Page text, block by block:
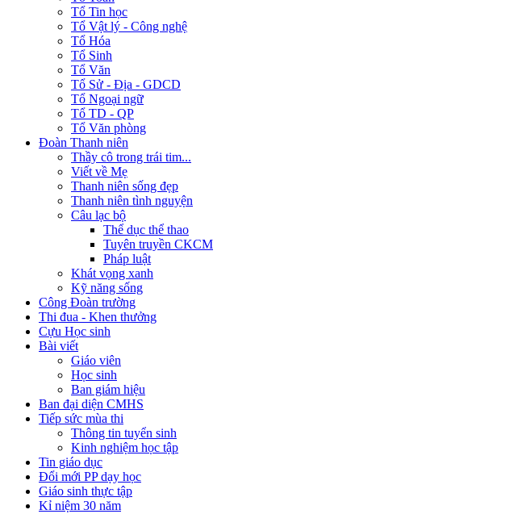
Tổ Tin học
Tổ Vật lý - Công nghệ
Tổ Hóa
Tổ Sinh
Tổ Văn
Tổ Sử - Địa - GDCD
Tổ Ngoại ngữ
Tổ TD - QP
Tổ Văn phòng
Đoàn Thanh niên
Thầy cô trong trái tim...
Viết về Mẹ
Thanh niên sống đẹp
Thanh niên tình nguyện
Câu lạc bộ
Thể dục thể thao
Tuyên truyền CKCM
Pháp luật
Khát vọng xanh
Kỹ năng sống
Công Đoàn trường
Thi đua - Khen thưởng
Cựu Học sinh
Bài viết
Giáo viên
Học sinh
Ban giám hiệu
Ban đại diện CMHS
Tiếp sức mùa thi
Thông tin tuyển sinh
Kinh nghiệm học tập
Tin giáo dục
Đổi mới PP dạy học
Giáo sinh thực tập
Kỉ niệm 30 năm